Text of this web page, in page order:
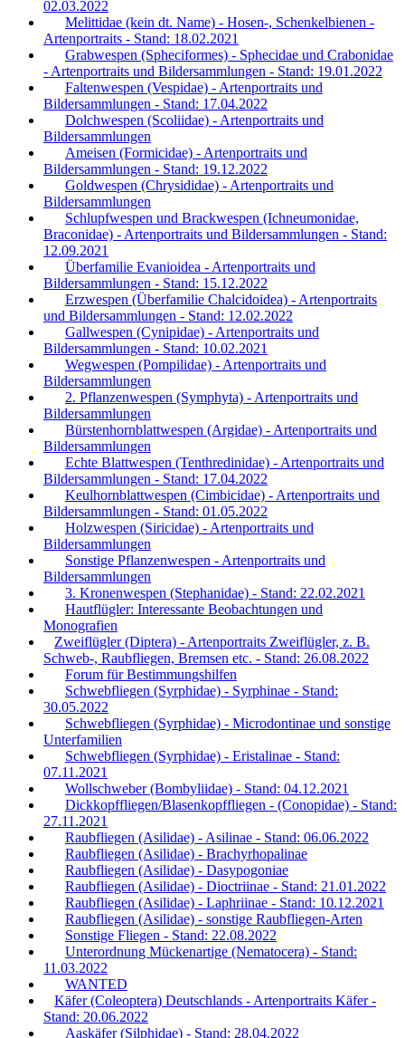
02.03.2022
Melittidae (kein dt. Name) - Hosen-, Schenkelbienen -
Artenportraits - Stand: 18.02.2021
Grabwespen (Spheciformes) - Sphecidae und Crabonidae
- Artenportraits und Bildersammlungen - Stand: 19.01.2022
Faltenwespen (Vespidae) - Artenportraits und
Bildersammlungen - Stand: 17.04.2022
Dolchwespen (Scoliidae) - Artenportraits und
Bildersammlungen
Ameisen (Formicidae) - Artenportraits und
Bildersammlungen - Stand: 19.12.2022
Goldwespen (Chrysididae) - Artenportraits und
Bildersammlungen
Schlupfwespen und Brackwespen (Ichneumonidae,
Braconidae) - Artenportraits und Bildersammlungen - Stand:
12.09.2021
Überfamilie Evanioidea - Artenportraits und
Bildersammlungen - Stand: 15.12.2022
Erzwespen (Überfamilie Chalcidoidea) - Artenportraits
und Bildersammlungen - Stand: 12.02.2022
Gallwespen (Cynipidae) - Artenportraits und
Bildersammlungen - Stand: 10.02.2021
Wegwespen (Pompilidae) - Artenportraits und
Bildersammlungen
2. Pflanzenwespen (Symphyta) - Artenportraits und
Bildersammlungen
Bürstenhornblattwespen (Argidae) - Artenportraits und
Bildersammlungen
Echte Blattwespen (Tenthredinidae) - Artenportraits und
Bildersammlungen - Stand: 17.04.2022
Keulhornblattwespen (Cimbicidae) - Artenportraits und
Bildersammlungen - Stand: 01.05.2022
Holzwespen (Siricidae) - Artenportraits und
Bildersammlungen
Sonstige Pflanzenwespen - Artenportraits und
Bildersammlungen
3. Kronenwespen (Stephanidae) - Stand: 22.02.2021
Hautflügler: Interessante Beobachtungen und
Monografien
Zweiflügler (Diptera) - Artenportraits Zweiflügler, z. B.
Schweb-, Raubfliegen, Bremsen etc. - Stand: 26.08.2022
Forum für Bestimmungshilfen
Schwebfliegen (Syrphidae) - Syrphinae - Stand:
30.05.2022
Schwebfliegen (Syrphidae) - Microdontinae und sonstige
Unterfamilien
Schwebfliegen (Syrphidae) - Eristalinae - Stand:
07.11.2021
Wollschweber (Bombyliidae) - Stand: 04.12.2021
Dickkopffliegen/Blasenkopffliegen - (Conopidae) - Stand:
27.11.2021
Raubfliegen (Asilidae) - Asilinae - Stand: 06.06.2022
Raubfliegen (Asilidae) - Brachyrhopalinae
Raubfliegen (Asilidae) - Dasypogoniae
Raubfliegen (Asilidae) - Dioctriinae - Stand: 21.01.2022
Raubfliegen (Asilidae) - Laphriinae - Stand: 10.12.2021
Raubfliegen (Asilidae) - sonstige Raubfliegen-Arten
Sonstige Fliegen - Stand: 22.08.2022
Unterordnung Mückenartige (Nematocera) - Stand:
11.03.2022
WANTED
Käfer (Coleoptera) Deutschlands - Artenportraits Käfer -
Stand: 20.06.2022
Aaskäfer (Silphidae) - Stand: 28.04.2022